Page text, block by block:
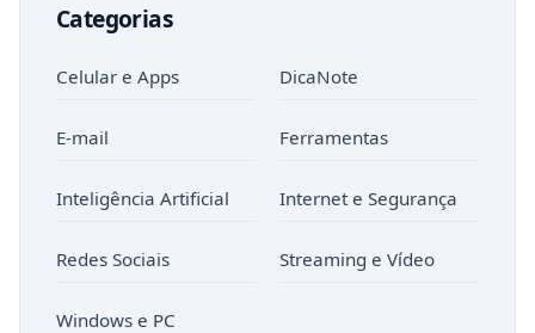
Categorias
Celular e Apps DicaNote
E-mail Ferramentas
Inteligência Artificial Internet e Segurança
Redes Sociais Streaming e Vídeo
Windows e PC